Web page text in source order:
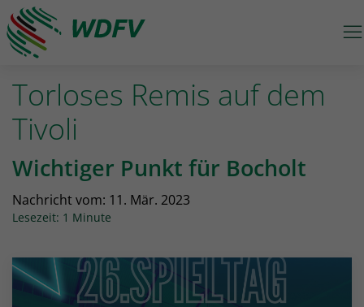
Logo: wdfv führt zur Starseite
Torloses Remis auf dem
Tivoli
Wichtiger Punkt für Bocholt
Nachricht vom: 11. Mär. 2023
Lesezeit: 1 Minute